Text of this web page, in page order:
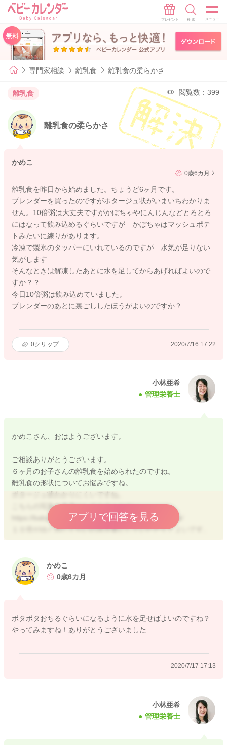
専門家相談 離乳食 離乳食の柔らかさ
離乳食 閲覧数：399
離乳食の柔らかさ
かめこ
0歳6カ月
離乳食を昨日から始めました。ちょうど6ヶ月です。
ブレンダーを買ったのですがポタージュ状がいまいちわかりま
せん。10倍粥は大丈夫ですがかぼちゃやにんじんなどとろとろ
にはなって飲み込めるぐらいですが かぼちゃはマッシュポテ
トみたいに練りがあります。
冷凍で製氷のタッパーにいれているのですが 水気が足りない
気がします
そんなときは解凍したあとに水を足してからあげればよいので
すか？？
今日10倍粥は飲み込めていました。
ブレンダーのあとに裏ごししたほうがよいのですか？
0クリップ 2020/7/16 17:22
小林亜希
管理栄養士
かめこさん、おはようございます。
ご相談ありがとうございます。
６ヶ月のお子さんの離乳食を始められたのですね。
離乳食の形状についてお悩みですね。
ポタージュ状わかりにくいですね。
こちらの写真を参考にしてみてください。
https://baby-calendar.jp/baby-food/5months-6months/
１０倍がゆと同じくらいの水分量にしていただくとよいです。
かぼちゃは水分足してあげて、スプーンにのせたら、ぽたぽた
よ。
解答で加熱する前に、水を足してあげて、一緒に加熱して食べ
で大丈夫ですよ。
よろしくお願いします。
アプリで回答を見る
かめこ
0歳6カ月
ポタポタおちるぐらいになるように水を足せばよいのですね？
やってみますね！ありがとうございました
2020/7/17 17:13
小林亜希
管理栄養士